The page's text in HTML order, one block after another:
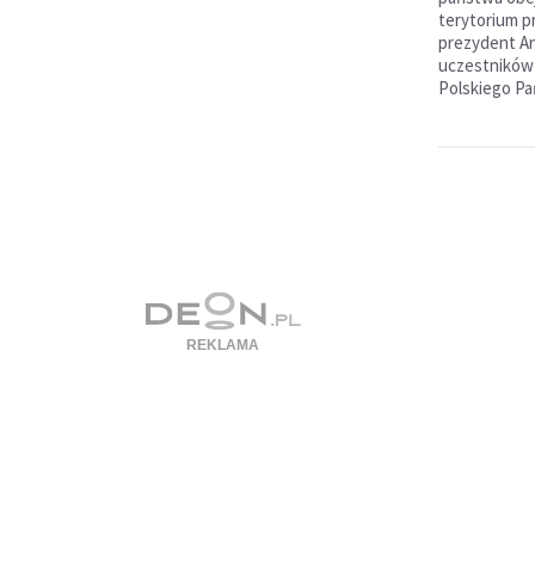
terytorium
prezydent
Polskiego